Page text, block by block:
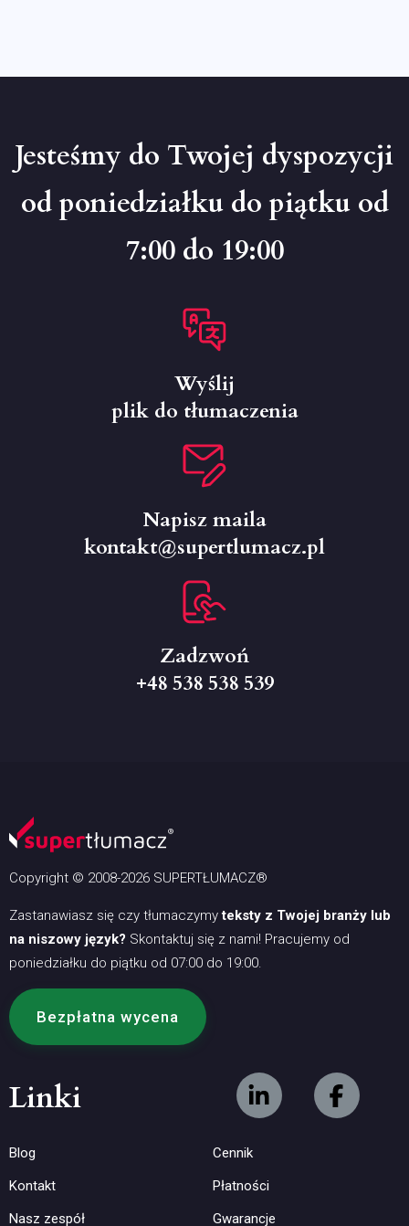
Jesteśmy do Twojej dyspozycji
od poniedziałku do piątku od
7:00 do 19:00
Wyślij
plik do tłumaczenia
Napisz maila
kontakt@supertlumacz.pl
Zadzwoń
+48 538 538 539
Copyright © 2008-2026 SUPERTŁUMACZ®
Zastanawiasz się czy tłumaczymyteksty z Twojej branży lub
na niszowy język? Skontaktuj się z nami! Pracujemy od
poniedziałku do piątku od 07:00 do 19:00.
Bezpłatna wycena
Linki
Blog
Kontakt
Nasz zespół
Cennik
Płatności
Gwarancje